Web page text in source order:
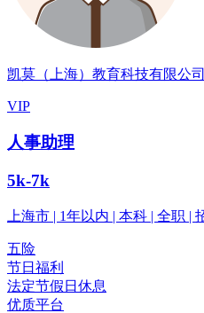
凯莫（上海）教育科技有限公司
VIP
人事助理
5k-7k
上海市 | 1年以内 | 本科 | 全职 |
五险
节日福利
法定节假日休息
优质平台